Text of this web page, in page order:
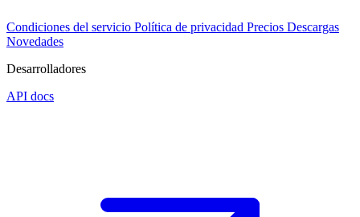
Condiciones del servicio Política de privacidad Precios Descargas
Novedades
Desarrolladores
API docs